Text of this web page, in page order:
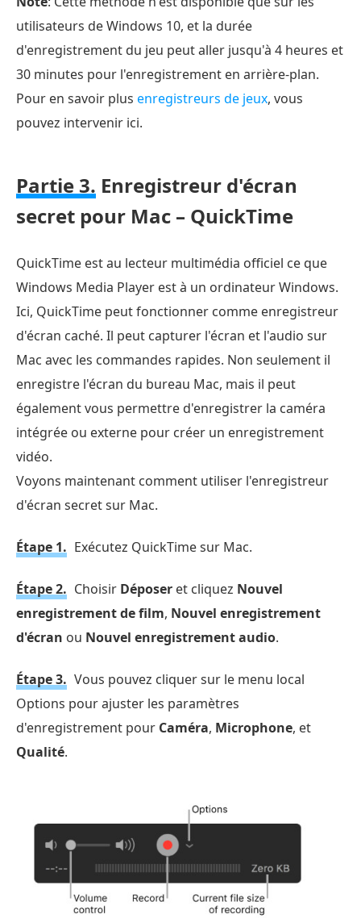
utilisateurs de Windows 10, et la durée
d'enregistrement du jeu peut aller jusqu'à 4 heures et
30 minutes pour l'enregistrement en arrière-plan.
Pour en savoir plus enregistreurs de jeux, vous
pouvez intervenir ici.
Partie 3. Enregistreur d'écran
secret pour Mac – QuickTime
QuickTime est au lecteur multimédia officiel ce que
Windows Media Player est à un ordinateur Windows.
Ici, QuickTime peut fonctionner comme enregistreur
d'écran caché. Il peut capturer l'écran et l'audio sur
Mac avec les commandes rapides. Non seulement il
enregistre l'écran du bureau Mac, mais il peut
également vous permettre d'enregistrer la caméra
intégrée ou externe pour créer un enregistrement
vidéo.
Voyons maintenant comment utiliser l'enregistreur
d'écran secret sur Mac.
Étape 1. Exécutez QuickTime sur Mac.
Étape 2. Choisir Déposer et cliquez Nouvel
enregistrement de film, Nouvel enregistrement
d'écran ou Nouvel enregistrement audio.
Étape 3. Vous pouvez cliquer sur le menu local
Options pour ajuster les paramètres
d'enregistrement pour Caméra, Microphone, et
Qualité.